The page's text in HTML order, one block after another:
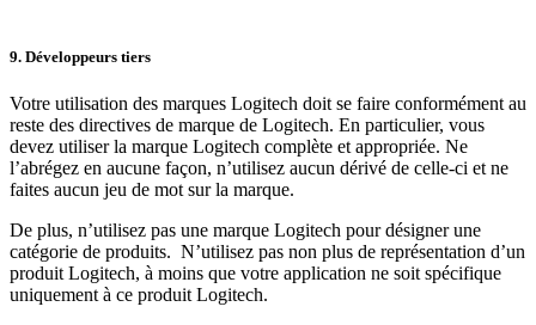
9. Développeurs tiers
Votre utilisation des marques Logitech doit se faire conformément au
reste des directives de marque de Logitech. En particulier, vous
devez utiliser la marque Logitech complète et appropriée. Ne
l’abrégez en aucune façon, n’utilisez aucun dérivé de celle-ci et ne
faites aucun jeu de mot sur la marque.
De plus, n’utilisez pas une marque Logitech pour désigner une
catégorie de produits. N’utilisez pas non plus de représentation d’un
produit Logitech, à moins que votre application ne soit spécifique
uniquement à ce produit Logitech.